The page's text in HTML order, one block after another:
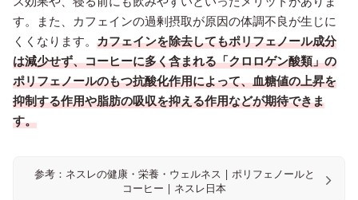
す。また、カフェインの過剰摂取が原因の体調不良が生じに
くくなります。 カフェインを除去してもポリフェノール成分
は減少せず、コーヒーに多く含まれる「クロロゲン酸類」の
ポリフェノールのもつ抗酸化作用によって、血糖値の上昇を
抑制する作用や脂肪の吸収を抑える作用などが期待できま
す。
参考：ネスレの健康・栄養・ウェルネス | ポリフェノールと
コーヒー | ネスレ日本